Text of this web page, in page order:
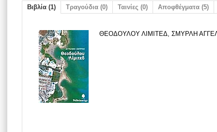
Βιβλία (1) Τραγούδια (0) Ταινίες (0) Αποφθέγματα (5)
ΘΕΟΔΟΥΛΟΥ ΛΙΜΙΤΕΔ, ΣΜΥΡΛΗ